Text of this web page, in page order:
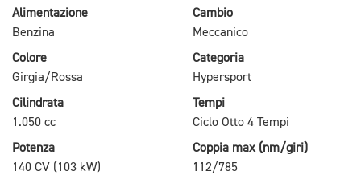
Alimentazione
Benzina
Cambio
Meccanico
Colore
Girgia/Rossa
Categoria
Hypersport
Cilindrata
1.050 cc
Tempi
Ciclo Otto 4 Tempi
Potenza
140 CV (103 kW)
Coppia max (nm/giri)
112/785